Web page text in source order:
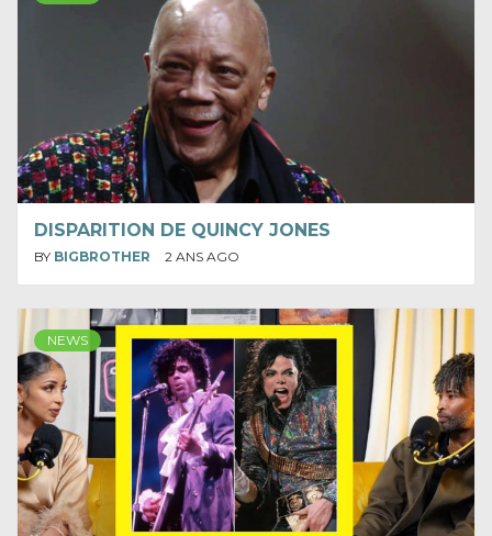
DISPARITION DE QUINCY JONES
BY BIGBROTHER 2 ANS AGO
NEWS